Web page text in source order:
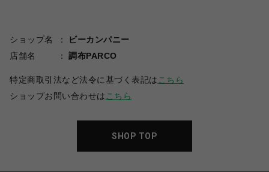
ショップ名
ビーカンパニー
店舗名
調布PARCO
特定商取引法など法令に基づく表記は こちら
ショップお問い合わせは こちら
SHOP TOP